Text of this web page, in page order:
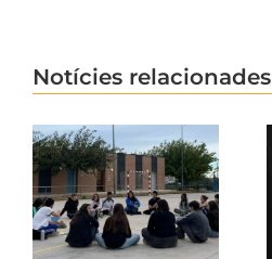
Notícies relacionades